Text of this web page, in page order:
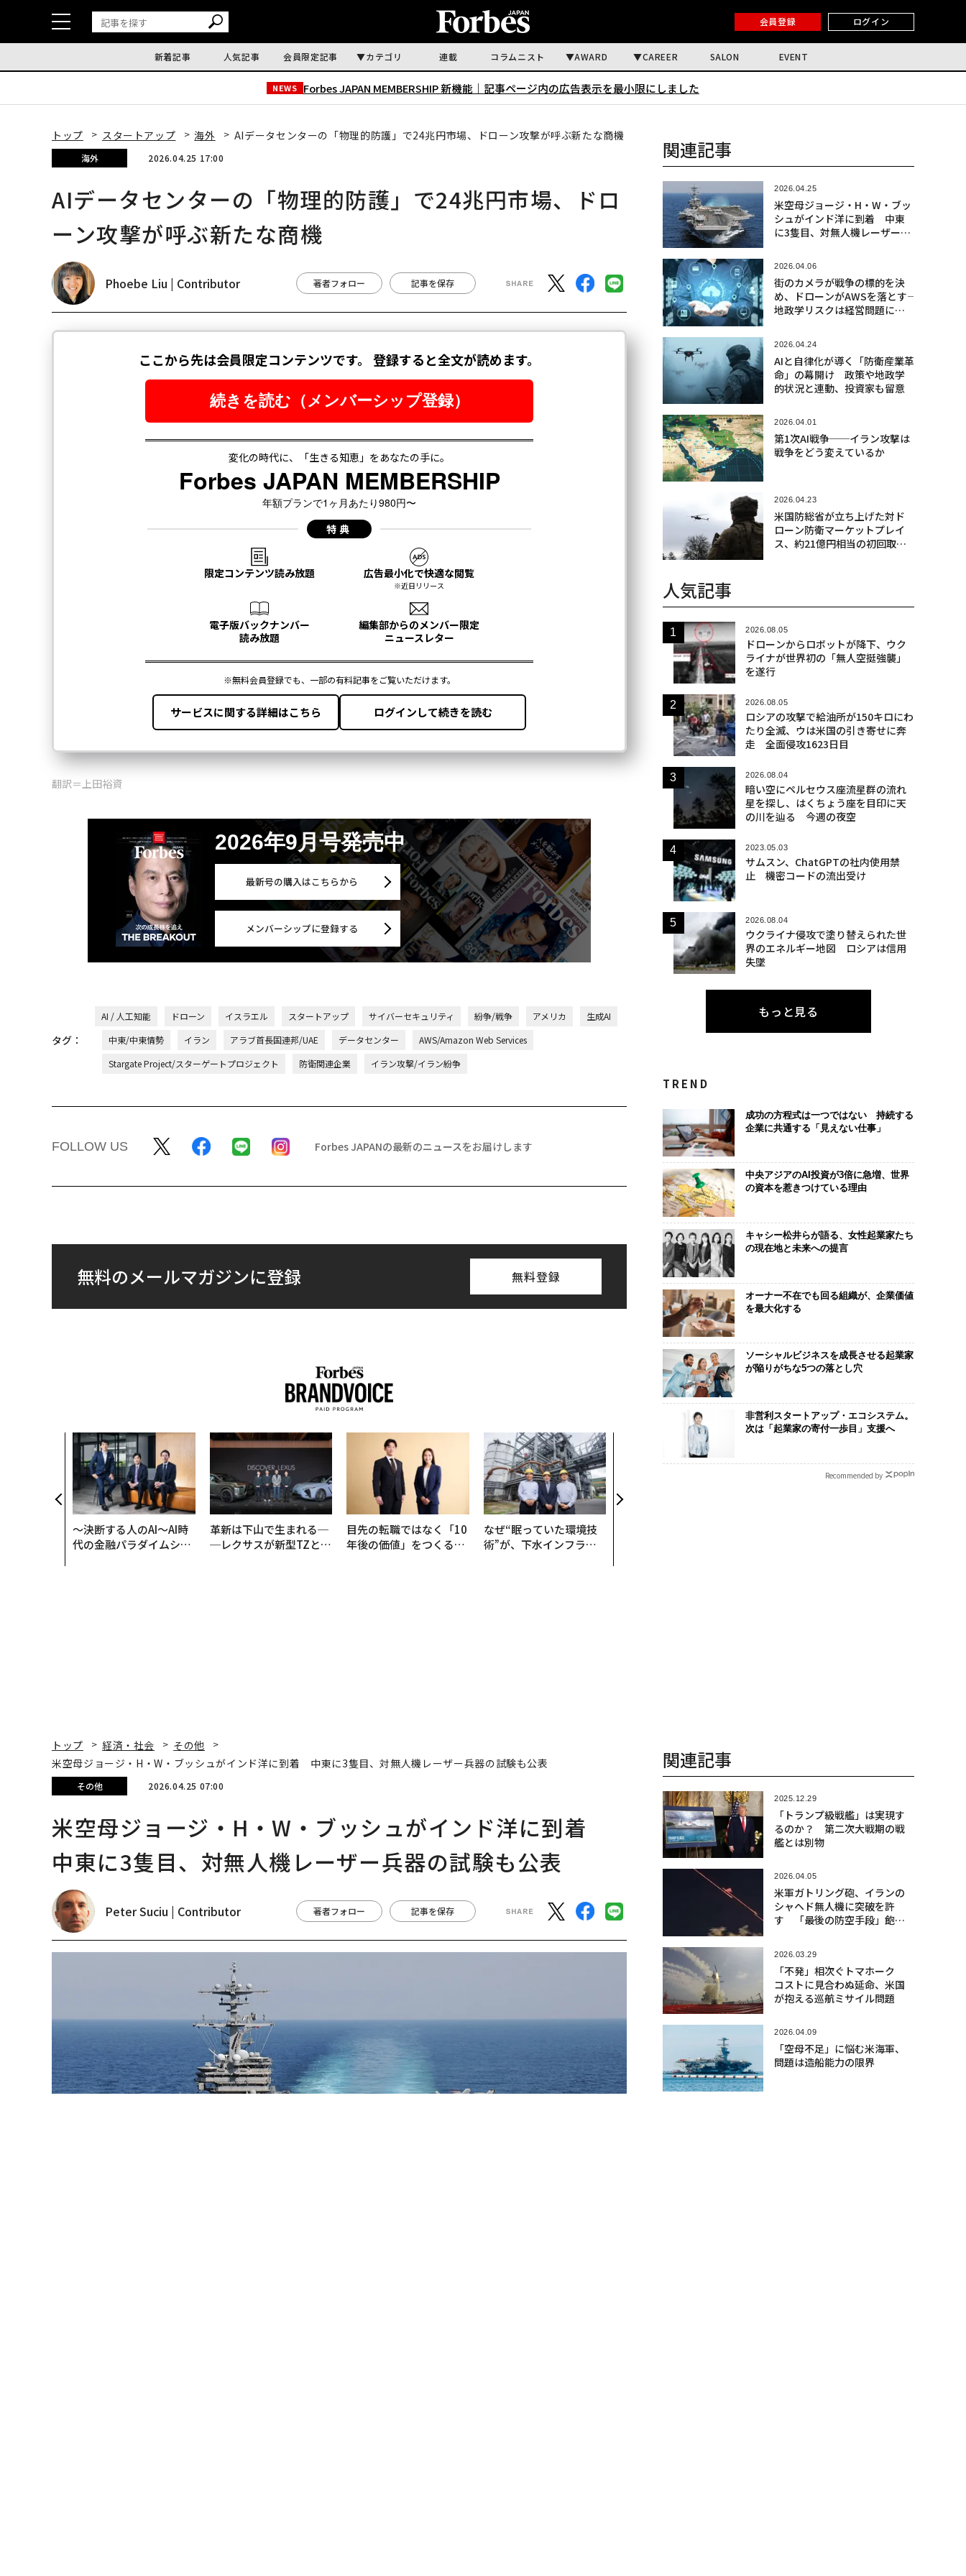
会員登録 ログイン
新着記事 人気記事 会員限定記事 カテゴリ 連載 コラムニスト AWARD CAREER SALON EVENT
NEWS Forbes JAPAN MEMBERSHIP 新機能｜ 記事ページ内の広告表示を最小限にしました
トップ スタートアップ 海外 AIデータセンターの「物理的防護」で24兆円市場、ドローン攻撃が呼ぶ新たな商機
海外 2026.04.25 17:00
AIデータセンターの「物理的防護」で24兆円市場、ドロ
ーン攻撃が呼ぶ新たな商機
Phoebe Liu | Contributor 著者フォロー 記事を保存
翻訳＝上田裕資
2026年9月号発売中
最新号の購入はこちらから
メンバーシップに登録する
タグ：
AI / 人工知能 ドローン イスラエル スタートアップ サイバーセキュリティ 紛争/戦争 アメリカ
生成AI
中東/中東情勢
イラン アラブ首長国連邦/UAE データセンター
AWS/Amazon Web Services
Stargate Project/スターゲートプロジェクト
防衛関連企業 イラン攻撃/イラン紛争
FOLLOW US Forbes JAPANの最新のニュースをお届けします
無料のメールマガジンに登録 無料登録
〜決断する人のAI〜AI時
代の金融パラダイムシフ
革新は下山で生まれる─
─レクサスが新型TZとE
目先の転職ではなく「10
年後の価値」をつくる─
なぜ“眠っていた環境技
術”が、下水インフラを
内製化こそ、コンサルテ
ィングの本質だ レバレ
代ファームの全貌
模組織が挑む「AIフル実
装」“使う”企業から“動
義する 125
が挑むスモー
関連記事
2026.04.25
米空母ジョージ・H・W・ブッ
シュがインド洋に到着 中東
に3隻目、対無人機レーザー兵
2026.04.06
街のカメラが戦争の標的を決
め、ドローンがAWSを落とす――
地政学リスクは経営問題にな
2026.04.24
AIと自律化が導く「防衛産業革
命」の幕開け 政策や地政学
的状況と連動、投資家も留意
2026.04.01
第1次AI戦争──イラン攻撃は
戦争をどう変えているか
2026.04.23
米国防総省が立ち上げた対ド
ローン防衛マーケットプレイ
ス、約21億円相当の初回取引
人気記事
2026.08.05
ドローンからロボットが降下、ウク
ライナが世界初の「無人空挺強襲」
を遂行
2026.08.05
ロシアの攻撃で給油所が150キロにわ
たり全滅、ウは米国の引き寄せに奔
走 全面侵攻1623日目
2026.08.04
暗い空にペルセウス座流星群の流れ
星を探し、はくちょう座を目印に天
の川を辿る 今週の夜空
2023.05.03
サムスン、ChatGPTの社内使用禁
止 機密コードの流出受け
2026.08.04
ウクライナ侵攻で塗り替えられた世
界のエネルギー地図 ロシアは信用
失墜
もっと見る
TREND
成功の方程式は一つではない 持続する
企業に共通する「見えない仕事」
中央アジアのAI投資が3倍に急増、世界
の資本を惹きつけている理由
キャシー松井らが語る、女性起業家たち
の現在地と未来への提言
オーナー不在でも回る組織が、企業価値
を最大化する
ソーシャルビジネスを成長させる起業家
が陥りがちな5つの落とし穴
非営利スタートアップ・エコシステム。
次は「起業家の寄付一歩目」支援へ
Recommended by
トップ 経済・社会
その他
米空母ジョージ・H・W・ブッシュがインド洋に到着 中東に3隻目、対無人機レーザー兵器の試験も公表
その他 2026.04.25 07:00
米空母ジョージ・H・W・ブッシュがインド洋に到着
中東に3隻目、対無人機レーザー兵器の試験も公表
Peter Suciu | Contributor 著者フォロー 記事を保存
関連記事
2025.12.29
「トランプ級戦艦」は実現す
るのか？ 第二次大戦期の戦
艦とは別物
2026.04.05
米軍ガトリング砲、イランの
シャヘド無人機に突破を許
す 「最後の防空手段」飽和
2026.03.29
「不発」相次ぐトマホーク
コストに見合わぬ延命、米国
が抱える巡航ミサイル問題
2026.04.09
「空母不足」に悩む米海軍、
問題は造船能力の限界